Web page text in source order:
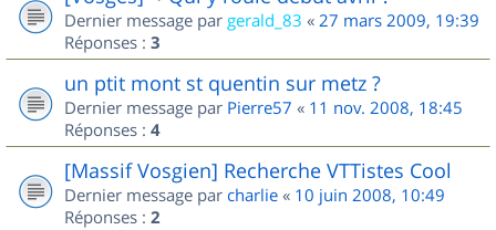
Dernier message par gerald_83 « 27 mars 2009, 19:39
Réponses : 3
un ptit mont st quentin sur metz ?
Dernier message par Pierre57 « 11 nov. 2008, 18:45
Réponses : 4
[Massif Vosgien] Recherche VTTistes Cool
Dernier message par charlie « 10 juin 2008, 10:49
Réponses : 2